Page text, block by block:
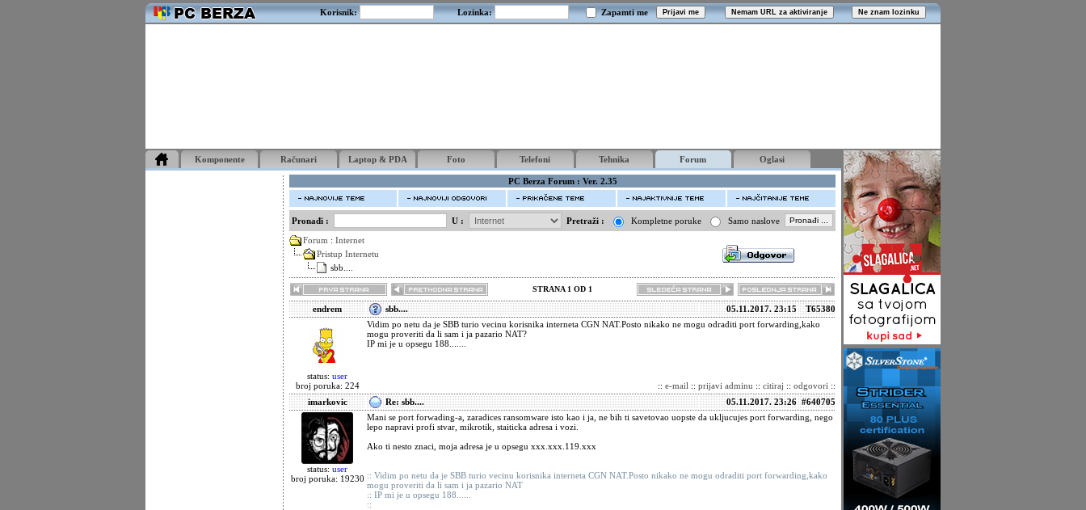
Korisnik: Lozinka: Zapamti me
Komponente Računari Laptop & PDA Foto Telefoni Tehnika Forum Oglasi
PC Berza Forum : Ver. 2.35
Pronađi : U : Pretraži : Kompletne poruke
Samo naslove
Forum : Internet
Pristup Internetu
sbb....
STRANA 1 OD 1
endrem sbb.... 05.11.2017. 23:15 T65380
status: user
broj poruka: 224
Vidim po netu da je SBB turio vecinu korisnika interneta CGN NAT.Posto nikako ne mogu odraditi port forwarding,kako
mogu proveriti da li sam i ja pazario NAT?
IP mi je u opsegu 188.......
:: e-mail :: prijavi adminu :: citiraj :: odgovori ::
imarkovic
Re: sbb.... 05.11.2017. 23:26 #640705
status: user
broj poruka: 19230
Mani se port forwading-a, zaradices ransomware isto kao i ja, ne bih ti savetovao uopste da ukljucujes port forwarding, nego
lepo napravi profi stvar, mikrotik, staiticka adresa i vozi.
Ako ti nesto znaci, moja adresa je u opsegu xxx.xxx.119.xxx
:: Vidim po netu da je SBB turio vecinu korisnika interneta CGN NAT.Posto nikako ne mogu odraditi port forwarding,kako
mogu proveriti da li sam i ja pazario NAT
:: IP mi je u opsegu 188......
::